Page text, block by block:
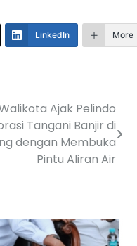
LinkedIn More
Ajak Pelindo
Tangani Banjir di
dengan Membuka
Pintu Aliran Air